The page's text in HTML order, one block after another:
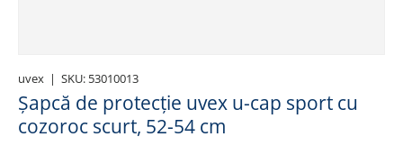
uvex | SKU: 53010013
Șapcă de protecție uvex u-cap sport cu
cozoroc scurt, 52-54 cm